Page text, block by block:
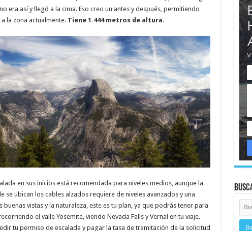
era así y llegó a la cima. Eso creo un antes y después, permitiendo
la zona actualmente. Tiene 1.444 metros de altura.
en sus inicios está recomendada para niveles medios, aunque la
se ubican los cables alzados requiere de niveles avanzados y una
buenas vistas y la naturaleza, este es tu plan, ya que podrás tener para
el valle Yosemite, viendo Nevada Falls y Vernal en tu viaje.
tu permiso de escalada y pagar la tasa de tramitación de la solicitud